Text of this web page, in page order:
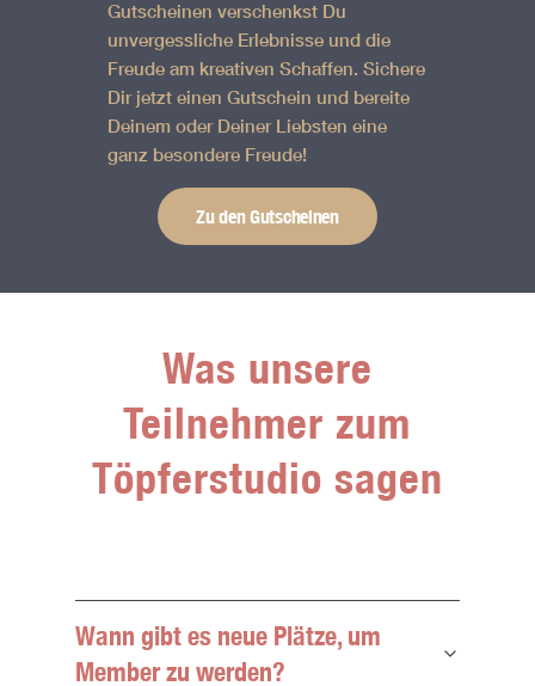
Gutscheinen verschenkst Du
unvergessliche Erlebnisse und die
Freude am kreativen Schaffen. Sichere
Dir jetzt einen Gutschein und bereite
Deinem oder Deiner Liebsten eine
ganz besondere Freude!
Zu den Gutscheinen
Was unsere
Teilnehmer zum
Töpferstudio sagen
Wann gibt es neue Plätze, um
Member zu werden?